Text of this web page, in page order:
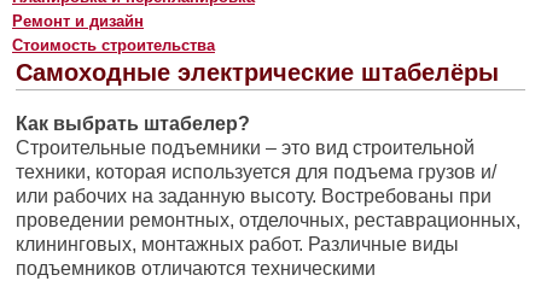
Ремонт и дизайн
Стоимость строительства
Самоходные электрические штабелёры
Как выбрать штабелер?
Строительные подъемники – это вид строительной
техники, которая используется для подъема грузов и/
или рабочих на заданную высоту. Востребованы при
проведении ремонтных, отделочных, реставрационных,
клининговых, монтажных работ. Различные виды
подъемников отличаются техническими